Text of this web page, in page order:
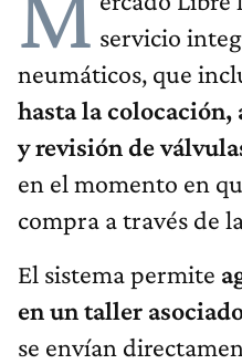
servicio
neumáticos, que
hasta la
y revisión de
en el momento en
compra a través de
El sistema permite
en un taller
se envían